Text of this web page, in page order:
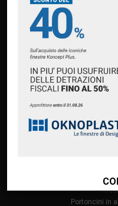
Premium
Finestre in
Portoncini in